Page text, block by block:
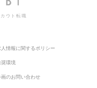
ウト転職
人情報に関するポリシー
奨環境
画のお問い合わせ